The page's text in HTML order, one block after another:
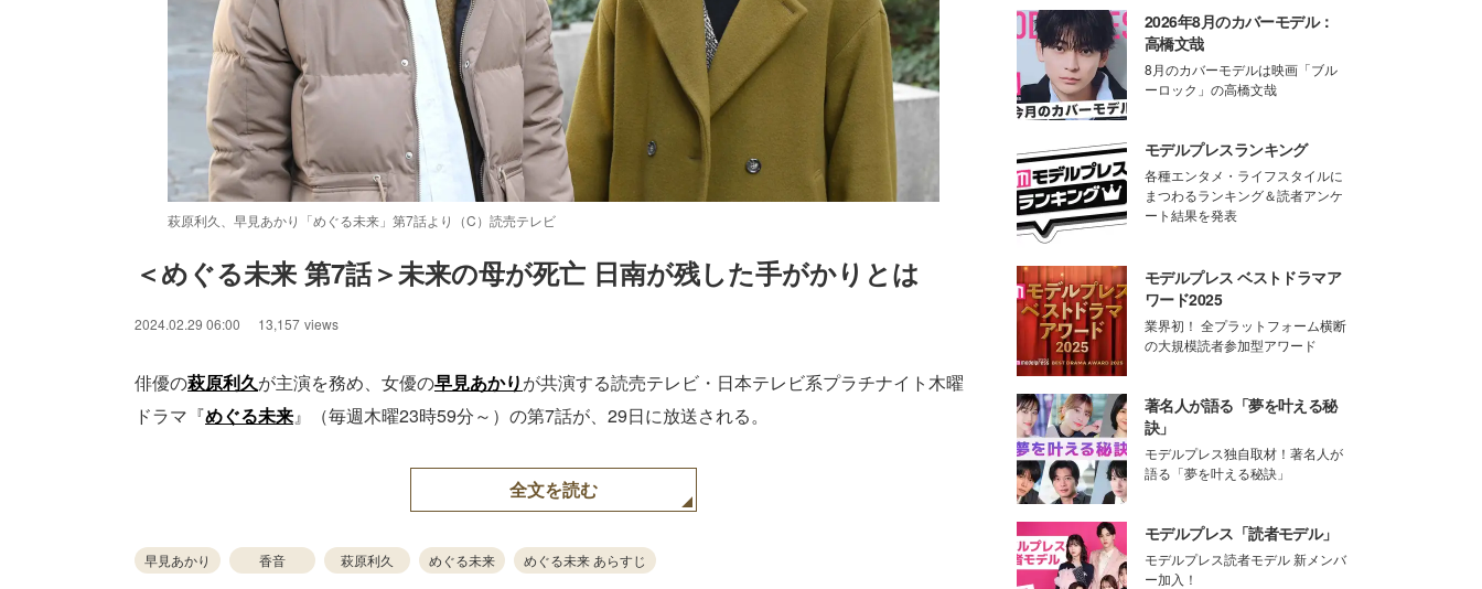
萩原利久、早見あかり「めぐる未来」第7話より（C）読売テレビ
＜めぐる未来 第7話＞未来の母が死亡 日南が残した手がかりとは
2024.02.29 06:00 13,157 views
俳優の萩原利久が主演を務め、女優の早見あかりが共演する読売テレビ・日本テレビ系プラチナイト木曜
ドラマ『めぐる未来』（毎週木曜23時59分～）の第7話が、29日に放送される。
全文を読む
早見あかり 香音 萩原利久 めぐる未来 めぐる未来 あらすじ
2026年8月のカバーモデル：
高橋文哉
8月のカバーモデルは映画「ブル
ーロック」の高橋文哉
モデルプレスランキング
各種エンタメ・ライフスタイルに
まつわるランキング＆読者アンケ
ート結果を発表
モデルプレス ベストドラマア
ワード2025
業界初！ 全プラットフォーム横断
の大規模読者参加型アワード
著名人が語る「夢を叶える秘
訣」
モデルプレス独自取材！著名人が
語る「夢を叶える秘訣」
モデルプレス「読者モデル」
モデルプレス読者モデル 新メンバ
ー加入！